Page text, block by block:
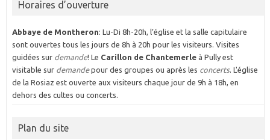
Horaires d’ouverture
Abbaye de Montheron: Lu-Di 8h-20h, l’église et la salle capitulaire
sont ouvertes tous les jours de 8h à 20h pour les visiteurs. Visites
guidées sur demande! Le Carillon de Chantemerleà Pully est
visitable sur demandepour des groupes ou après les concerts. L'église
de la Rosiaz est ouverte aux visiteurs chaque jour de 9h à 18h, en
dehors des cultes ou concerts.
Plan du site